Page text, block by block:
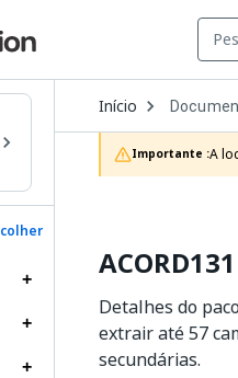
Início Open
Dropdown
to
choose
product
Importante :A
Detalhes do
extrair até 57
secundárias.